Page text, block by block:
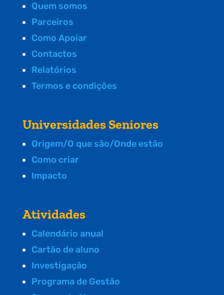
Quem somos
Parceiros
Como Apoiar
Contactos
Relatórios
Termos e condições
Universidades Seniores
Origem/O que são/Onde estão
Como criar
Impacto
Atividades
Calendário anual
Cartão de aluno
Investigação
Programa de Gestão